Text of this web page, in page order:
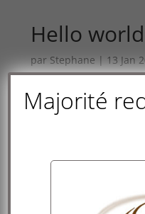
Hello
par Stephane | 13 Jan
commentaires
Majorité